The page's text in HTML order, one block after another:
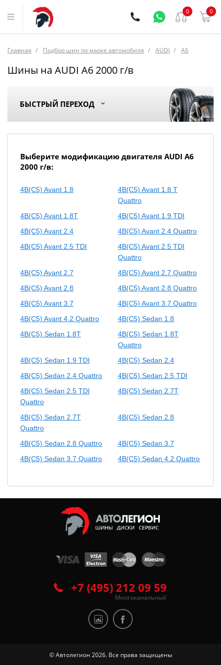
0 0
Главная Подбор шин по марке автомобиля AUDI A6
Шины на AUDI A6 2000 г/в
БЫСТРЫЙ ПЕРЕХОД
Выберите модификацию двигателя AUDI A6
2000 г/в:
4B(C5) Avant 1.8
4B(C5) Avant 1.8 T
Quattro
4B(C5) Avant 1.8T
4B(C5) Avant 1.9 TDI
4B(C5) Avant 2.4
4B(C5) Avant 2.4 Quattro
4B(C5) Avant 2.5 TDI
4B(C5) Avant 2.5 TDI
Quattro
4B(C5) Avant 2.7
4B(C5) Avant 2.7 Quattro
4B(C5) Avant 2.8
4B(C5) Avant 2.8 Quattro
4B(C5) Avant 3.7
4B(C5) Avant 3.7 Quattro
4B(C5) Avant 4.2 Quattro
4B(C5) Sedan 1.8
4B(C5) Sedan 1.8T
4B(C5) Sedan 1.8T
Quattro
4B(C5) Sedan 1.9 TDI
4B(C5) Sedan 2.4
4B(C5) Sedan 2.4 Quattro
4B(C5) Sedan 2.5 TDI
4B(C5) Sedan 2.5 TDI
Quattro
4B(C5) Sedan 2.7T
4B(C5) Sedan 2.7T
Quattro
4B(C5) Sedan 2.8
4B(C5) Sedan 2.8 Quattro
4B(C5) Sedan 3.7
4B(C5) Sedan 3.7 Quattro
4B(C5) Sedan 4.2 Quattro
+7 (495) 212 09 59
Многоканальный
© Автолегион 2026. Все права защищены